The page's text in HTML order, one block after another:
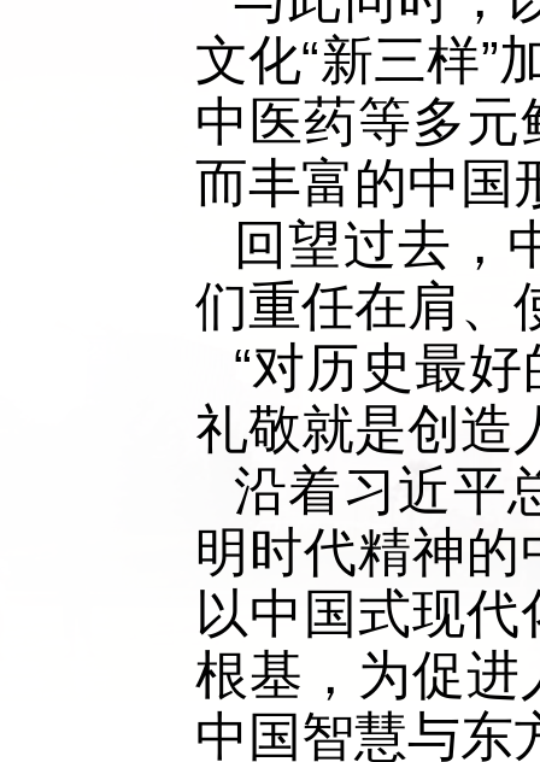
文化“新三样”
中医药等多
而丰富的中国
回望过去，
们重任在肩、
“对历史最
礼敬就是创造
沿着习近平
明时代精神
以中国式现
根基，为促进
中国智慧与东